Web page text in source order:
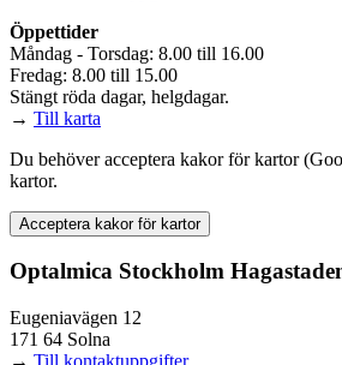
Öppettider
Måndag - Torsdag: 8.00 till 16.00
Fredag: 8.00 till 15.00
Stängt röda dagar, helgdagar.
→ Till karta
Du behöver acceptera kakor för kartor
kartor.
Acceptera kakor för kartor
Optalmica Stockholm
Eugeniavägen 12
171 64 Solna